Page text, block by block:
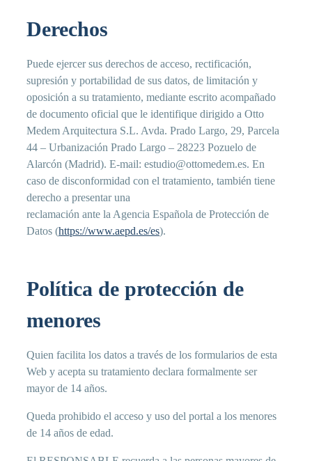
Derechos
Puede ejercer sus derechos de acceso, rectificación,
supresión y portabilidad de sus datos, de limitación y
oposición a su tratamiento, mediante escrito acompañado
de documento oficial que le identifique dirigido a Otto
Medem Arquitectura S.L. Avda. Prado Largo, 29, Parcela
44 – Urbanización Prado Largo – 28223 Pozuelo de
Alarcón (Madrid). E-mail: estudio@ottomedem.es. En
caso de disconformidad con el tratamiento, también tiene
derecho a presentar una
reclamación ante la Agencia Española de Protección de
Datos (https://www.aepd.es/es).
Política de protección de
menores
Quien facilita los datos a través de los formularios de esta
Web y acepta su tratamiento declara formalmente ser
mayor de 14 años.
Queda prohibido el acceso y uso del portal a los menores
de 14 años de edad.